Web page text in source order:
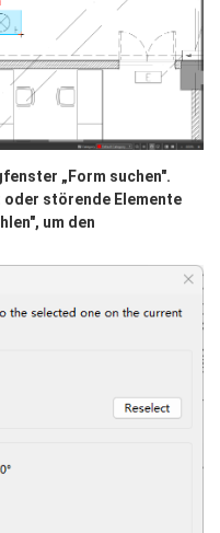
„Form suchen".
störende Elemente
um den